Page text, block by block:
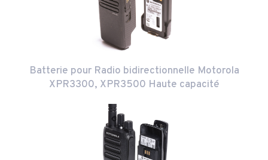
Batterie pour Radio bidirectionnelle Motorola
XPR3300, XPR3500 Haute capacité